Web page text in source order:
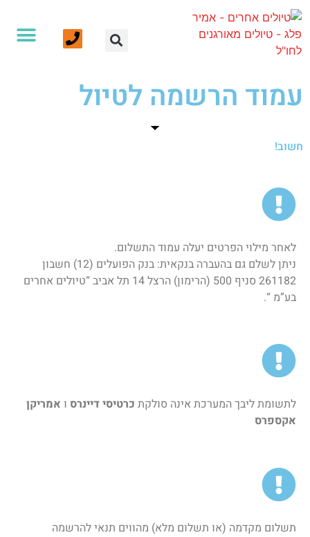
הרשמה לקירגיזסטן לאוהבי לכת
עמוד הרשמה לטיול
חשוב!
לאחר מילוי הפרטים יעלה עמוד התשלום.
ניתן לשלם גם בהעברה בנקאית: בנק הפועלים (12) חשבון
261182 סניף 500 (הרימון) הרצל 14 תל אביב “טיולים אחרים
בע”מ “.
לתשומת ליבך המערכת אינה סולקת כרטיסי דיינרס ו אמריקן
אקספרס
תשלום מקדמה (או תשלום מלא) מהווים תנאי להרשמה